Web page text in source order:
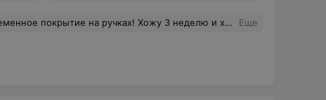
3 неделю и хоть бы хны!! Спасибо за профессиональный подход, приду обязательно снова!!! Еще